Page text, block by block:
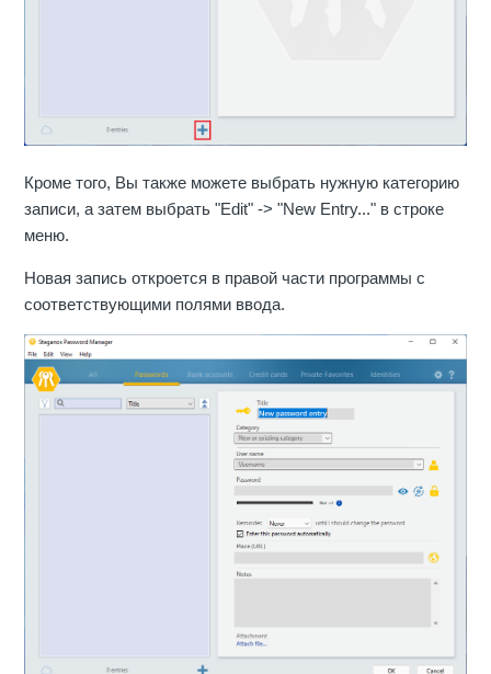
Кроме того, Вы также можете выбрать нужную категорию
записи, а затем выбрать "Edit" -> "New Entry..." в строке
меню.
Новая запись откроется в правой части программы с
соответствующими полями ввода.